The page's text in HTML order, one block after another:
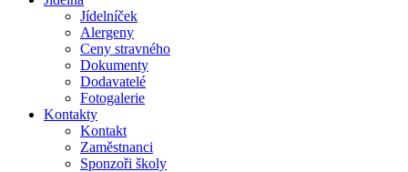
Jídelníček
Alergeny
Ceny stravného
Dokumenty
Dodavatelé
Fotogalerie
Kontakty
Kontakt
Zaměstnanci
Sponzoři školy